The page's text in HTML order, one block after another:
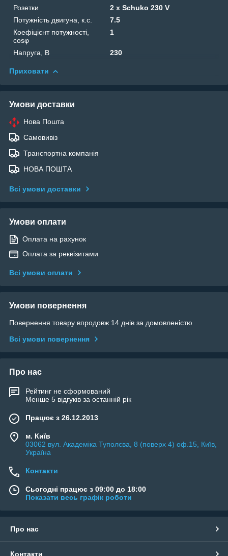
Розетки
2 x Schuko 230 V
Потужність двигуна, к.с.
7.5
Коефіцієнт потужності,
cosφ
1
Напруга, B 230
Приховати
Умови доставки
Нова Пошта
Самовивіз
Транспортна компанія
НОВА ПОШТА
Всі умови доставки
Умови оплати
Оплата на рахунок
Оплата за реквізитами
Всі умови оплати
Умови повернення
Повернення товару впродовж 14 днів за домовленістю
Всі умови повернення
Про нас
Рейтинг не сформований
Менше 5 відгуків за останній рік
Працює з 26.12.2013
м. Київ
03062 вул. Академіка Туполєва, 8 (поверх 4) оф.15, Київ,
Україна
Контакти
Сьогодні працює з 09:00 до 18:00
Показати весь графік роботи
Про нас
Контакти